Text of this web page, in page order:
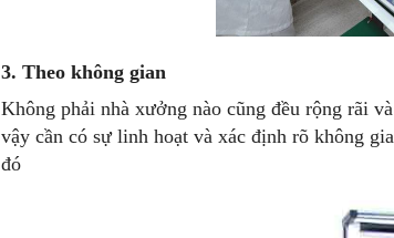
3. Theo không gian
Không phải nhà xưởng nào cũng đều rộng rãi
vậy cần có sự linh hoạt và xác định rõ không
đó